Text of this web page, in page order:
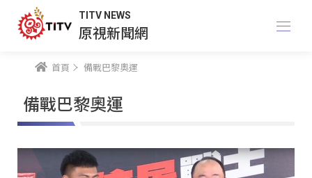
TITV NEWS
原視新聞網
首頁 備戰巴黎奧運
備戰巴黎奧運